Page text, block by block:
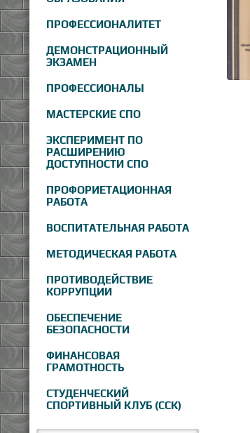
ПРОФЕССИОНАЛИТЕТ
ДЕМОНСТРАЦИОННЫЙ
ЭКЗАМЕН
ПРОФЕССИОНАЛЫ
МАСТЕРСКИЕ СПО
ЭКСПЕРИМЕНТ ПО
РАСШИРЕНИЮ
ДОСТУПНОСТИ СПО
ПРОФОРИЕТАЦИОННАЯ
РАБОТА
ВОСПИТАТЕЛЬНАЯ РАБОТА
МЕТОДИЧЕСКАЯ РАБОТА
ПРОТИВОДЕЙСТВИЕ
КОРРУПЦИИ
ОБЕСПЕЧЕНИЕ
БЕЗОПАСНОСТИ
ФИНАНСОВАЯ
ГРАМОТНОСТЬ
СТУДЕНЧЕСКИЙ
СПОРТИВНЫЙ КЛУБ (ССК)